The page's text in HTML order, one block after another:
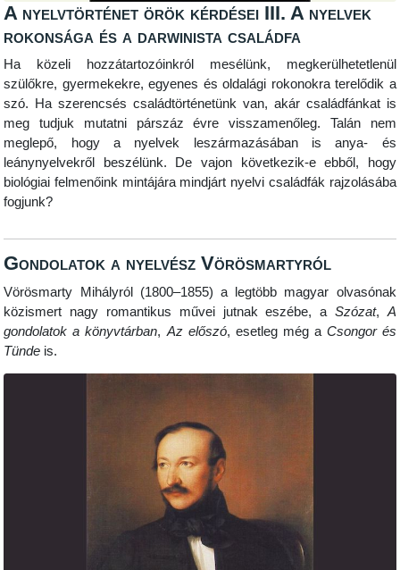
A nyelvtörténet örök kérdései III. A nyelvek
rokonsága és a darwinista családfa
Ha közeli hozzátartozóinkról mesélünk, megkerülhetetlenül
szülőkre, gyermekekre, egyenes és oldalági rokonokra terelődik a
szó. Ha szerencsés családtörténetünk van, akár családfánkat is
meg tudjuk mutatni párszáz évre visszamenőleg. Talán nem
meglepő, hogy a nyelvek leszármazásában is anya- és
leánynyelvekről beszélünk. De vajon következik-e ebből, hogy
biológiai felmenőink mintájára mindjárt nyelvi családfák rajzolásába
fogjunk?
Gondolatok a nyelvész Vörösmartyról
Vörösmarty Mihályról (1800–1855) a legtöbb magyar olvasónak
közismert nagy romantikus művei jutnak eszébe, a Szózat, A
gondolatok a könyvtárban, Az előszó, esetleg még a Csongor és
Tünde is.